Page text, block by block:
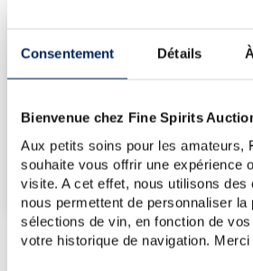
Consentement Détails
Bienvenue chez Fine Spirits
Aux petits soins pour les amateurs,
souhaite vous offrir une expérience
visite. A cet effet, nous utilisons
nous permettent de personnaliser la
sélections de vin, en fonction de
votre historique de navigation.
12/06/2026
VOUS
UN SPIRITUEUX
VENDEZ-LE !